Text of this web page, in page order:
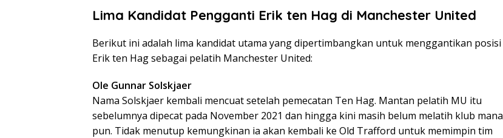
Lima Kandidat Pengganti Erik ten Hag di Manchester United
Berikut ini adalah lima kandidat utama yang dipertimbangkan untuk menggantikan posisi
Erik ten Hag sebagai pelatih Manchester United:
Ole Gunnar Solskjaer
Nama Solskjaer kembali mencuat setelah pemecatan Ten Hag. Mantan pelatih MU itu
sebelumnya dipecat pada November 2021 dan hingga kini masih belum melatih klub mana
pun. Tidak menutup kemungkinan ia akan kembali ke Old Trafford untuk memimpin tim